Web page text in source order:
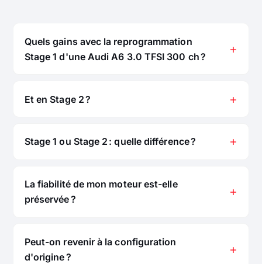
Quels gains avec la reprogrammation
Stage 1 d'une Audi A6 3.0 TFSI 300 ch ?
Et en Stage 2 ?
Stage 1 ou Stage 2 : quelle différence ?
La fiabilité de mon moteur est-elle
préservée ?
Peut-on revenir à la configuration
d'origine ?